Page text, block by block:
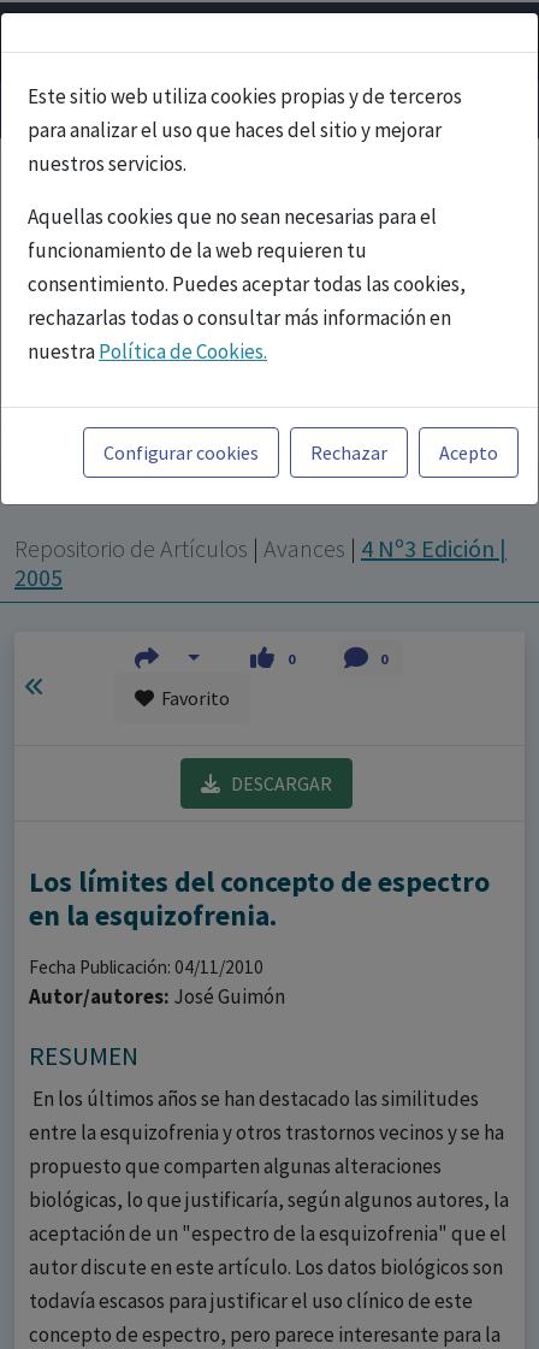
Este sitio web utiliza cookies propias y de terceros
para analizar el uso que haces del sitio y mejorar
nuestros servicios.
Aquellas cookies que no sean necesarias para el
funcionamiento de la web requieren tu
consentimiento. Puedes aceptar todas las cookies,
rechazarlas todas o consultar más información en
nuestraPolítica de Cookies.
Toda la información incluida en la Página Web está
referida a productos del mercado español y, por
tanto, dirigida a profesionales sanitarios legalmente
facultados para prescribir o dispensar medicamentos
con ejercicio profesional. La información técnica de los
fármacos se facilita a título meramente informativo,
siendo responsabilidad de los profesionales
facultados prescribir medicamentos y decidir, en cada
caso concreto, el tratamiento más adecuado a las
necesidades del paciente.
Configurar cookies Rechazar Acepto
Repositorio de Artículos | Avances | 4 Nº3 Edición |
2005
0 0
Favorito
DESCARGAR
Los límites del concepto de espectro
en la esquizofrenia.
Fecha Publicación: 04/11/2010
Autor/autores: José Guimón
RESUMEN
En los últimos años se han destacado las similitudes
entre la esquizofrenia y otros trastornos vecinos y se ha
propuesto que comparten algunas alteraciones
biológicas, lo que justificaría, según algunos autores, la
aceptación de un "espectro de la esquizofrenia" que el
autor discute en este artículo. Los datos biológicos son
todavía escasos para justificar el uso clínico de este
concepto de espectro, pero parece interesante para la